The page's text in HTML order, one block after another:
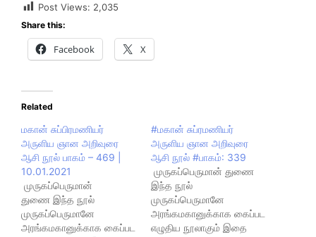
Post Views: 2,035
Share this:
Facebook X
Related
மகான் சுப்பிரமணியர்
அருளிய ஞான அறிவுரை
ஆசி நூல் பாகம் – 469 |
10.01.2021
முருகப்பெருமான்
துணை இந்த நூல்
முருகப்பெருமானே
அரங்கமகானுக்காக கைப்பட
#மகான் சுப்ரமணியர்
அருளிய ஞான அறிவுரை
ஆசி நூல் #பாகம்: 339
முருகப்பெருமான் துணை
இந்த நூல்
முருகப்பெருமானே
அரங்கமகானுக்காக கைப்பட
எழுதிய நூலாகும் இதை